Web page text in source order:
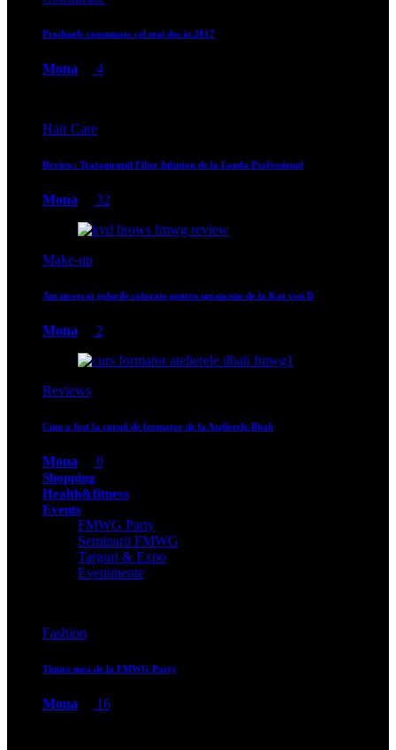
Produsele consumate cel mai des in 2017
Mona 4
Hair Care
Review: Tratamentul Fiber Infusion de la Londa Professional
Mona 32
Make-up
Am incercat gelurile colorate pentru sprancene de la Kat von D
Mona 2
Reviews
Cum a fost la cursul de formator de la Atelierele Ilbah
Mona 0
Shopping
Health&fitness
Events
FMWG Party
Seminarii FMWG
Targuri & Expo
Evenimente
Fashion
Tinuta mea de la FMWG Party
Mona 16